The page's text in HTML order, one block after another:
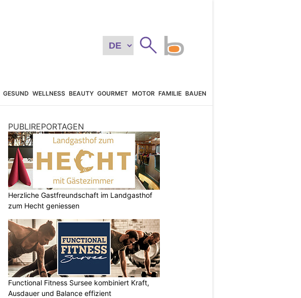
GESUND WELLNESS BEAUTY GOURMET MOTOR FAMILIE BAUEN
PUBLIREPORTAGEN
Herzliche Gastfreundschaft im Landgasthof
zum Hecht geniessen
Functional Fitness Sursee kombiniert Kraft,
Ausdauer und Balance effizient